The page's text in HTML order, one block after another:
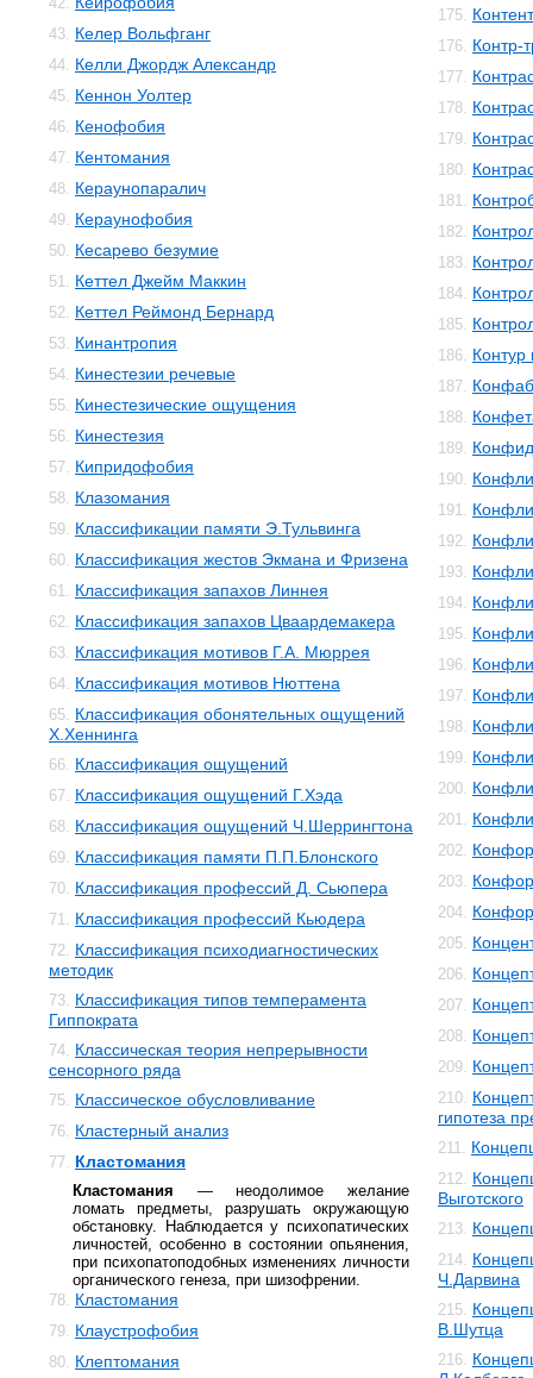
43. Келер Вольфганг
44. Келли Джордж Александр
45. Кеннон Уолтер
46. Кенофобия
47. Кентомания
48. Кераунопаралич
49. Кераунофобия
50. Кесарево безумие
51. Кеттел Джейм Маккин
52. Кеттел Реймонд Бернард
53. Кинантропия
54. Кинестезии речевые
55. Кинестезические ощущения
56. Кинестезия
57. Кипридофобия
58. Клазомания
59. Классификации памяти Э.Тульвинга
60. Классификация жестов Экмана и Фризена
61. Классификация запахов Линнея
62. Классификация запахов Цваардемакера
63. Классификация мотивов Г.А. Мюррея
64. Классификация мотивов Нюттена
65. Классификация обонятельных ощущений
Х.Хеннинга
66. Классификация ощущений
67. Классификация ощущений Г.Хэда
68. Классификация ощущений Ч.Шеррингтона
69. Классификация памяти П.П.Блонского
70. Классификация профессий Д. Сьюпера
71. Классификация профессий Кьюдера
72. Классификация психодиагностических
методик
73. Классификация типов темперамента
Гиппократа
74. Классическая теория непрерывности
сенсорного ряда
75. Классическое обусловливание
76. Кластерный анализ
77. Кластомания
Кластомания — неодолимое желание
ломать предметы, разрушать окружающую
обстановку. Наблюдается у психопатических
личностей, особенно в состоянии опьянения,
при психопатоподобных изменениях личности
органического генеза, при шизофрении.
78. Кластомания
79. Клаустрофобия
80. Клептомания
175.
176. Контр-
177.
178.
179.
180.
181.
182.
183.
184.
185.
186. Контур
187.
188.
189.
190.
191.
192.
193.
194.
195.
196.
197.
198.
199.
200.
201.
202.
203.
204.
205.
206.
207.
208.
209.
210.
гипотеза
211.
212.
Выготского
213.
214.
Ч.Дарвина
215.
В.Шутца
216.